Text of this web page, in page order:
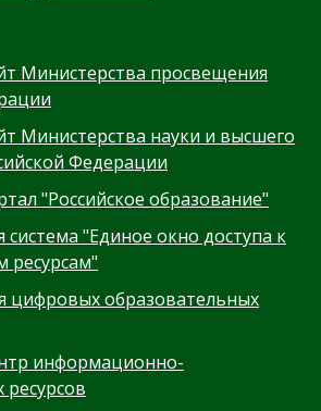
Министерства просвещения
Министерства науки и высшего
Федерации
"Российское образование"
"Единое окно доступа к
ресурсам"
цифровых образовательных
информационно-